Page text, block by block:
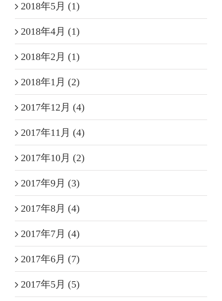
2018年5月 (1)
2018年4月 (1)
2018年2月 (1)
2018年1月 (2)
2017年12月 (4)
2017年11月 (4)
2017年10月 (2)
2017年9月 (3)
2017年8月 (4)
2017年7月 (4)
2017年6月 (7)
2017年5月 (5)